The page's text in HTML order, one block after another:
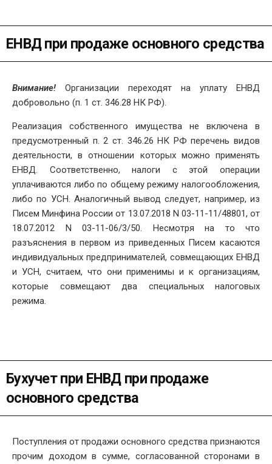
ЕНВД при продаже основного средства
Внимание! Организации переходят на уплату ЕНВД
добровольно (п. 1 ст. 346.28 НК РФ).
Реализация собственного имущества не включена в
предусмотренный п. 2 ст. 346.26 НК РФ перечень видов
деятельности, в отношении которых можно применять
ЕНВД. Соответственно, налоги с этой операции
уплачиваются либо по общему режиму налогообложения,
либо по УСН. Аналогичный вывод следует, например, из
Писем Минфина России от 13.07.2018 N 03-11-11/48801, от
18.07.2012 N 03-11-06/3/50. Несмотря на то что
разъяснения в первом из приведенных Писем касаются
индивидуальных предпринимателей, совмещающих ЕНВД
и УСН, считаем, что они применимы и к организациям,
которые совмещают два специальных налоговых
режима.
Бухучет при ЕНВД при продаже
основного средства
Поступления от продажи основного средства признаются
прочим доходом в сумме, согласованной сторонами в